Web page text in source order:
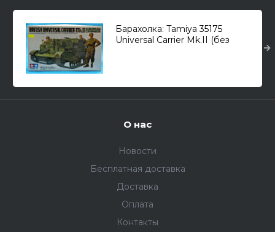
Барахолка: Tamiya 35175
Universal Carrier Mk.II (без
О нас
Новости
Бесплатная доставка
Доставка
Оплата
Контакты